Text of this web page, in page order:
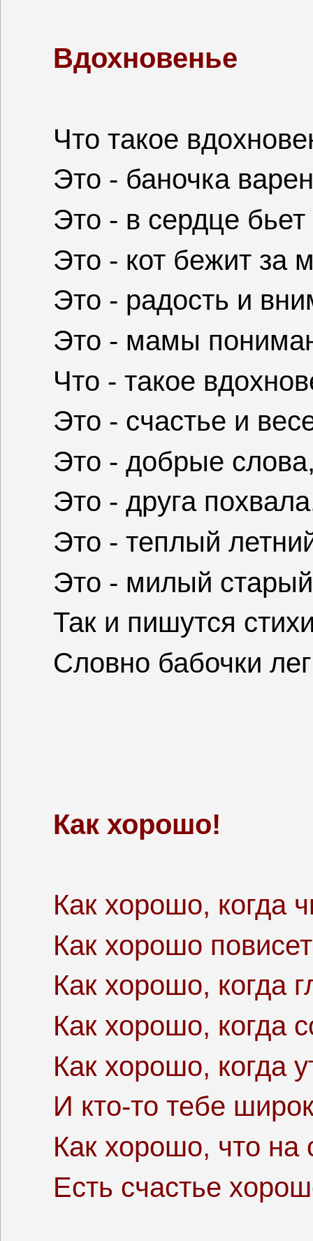
Вдохновенье
Что такое
Это - баночка
Это - в сердце
Это - кот бежит за
Это - радость и
Это - мамы
Что - такое
Это - счастье и
Это - добрые
Это - друга
Это - теплый
Это - милый
Так и пишутся
Словно бабочки
Как хорошо!
Как хорошо, когда
Как хорошо
Как хорошо, когда
Как хорошо, когда
Как хорошо, когда
И кто-то тебе
Как хорошо, что на
Есть счастье